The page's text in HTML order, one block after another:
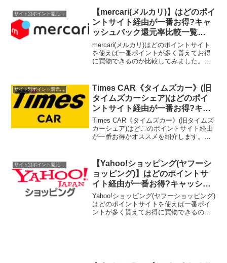
ムBTサプリ)取扱なし取扱なし取扱なし
536円...
【mercari(メルカリ)】はどのポイ
ントサイト経由が一番お得?キャ
ッシュバック還元率比較一覧
2019/7/9
mercari(メルカリ)はどのポイントサイト
を使えば一番ポイントが多く貰えてお得
に買物できるのか比較してみました。ポ
中)0.5%→1.0%(ポイントアップ中)16...
Times CAR《タイムズカー》(旧
タイムズカーシェア)はどのポイ
ントサイト経由が一番お得?キャ
ッシュバック還元率比較一覧
2021/10/10
Times CAR《タイムズカー》(旧タイムズ
カーシェア)はどこのポイントサイト経由
が一番お得かオススメを紹介します。ポ
サイト別ポイント還元率一覧
【Yahoo!ショッピング(ヤフーシ
ョッピング)】はどのポイントサ
イト経由が一番お得?キャッシュ
バック還元率比較一覧2019/7/14
Yahoo!ショッピング(ヤフーショッピング)
はどのポイントサイトを使えば一番ポイ
ントが多く貰えてお得に買物できるのか